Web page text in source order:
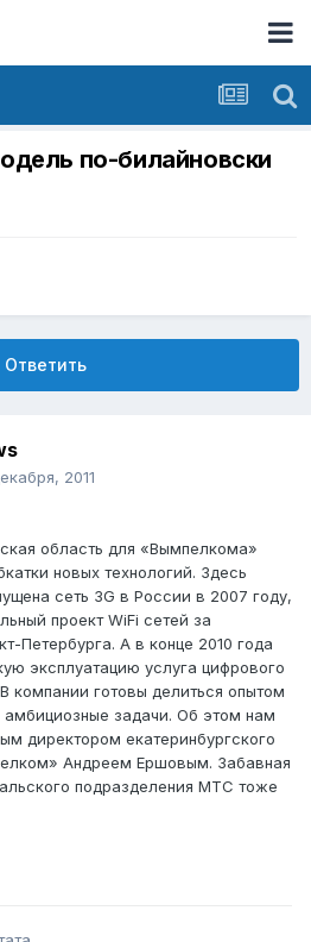
по-билайновски
Ответить
2011
область для «Вымпелкома»
новых технологий. Здесь
сеть 3G в России в 2007 году,
проект WiFi сетей за
Петербурга. А в конце 2010 года
эксплуатацию услуга цифрового
компании готовы делиться опытом
амбициозные задачи. Об этом нам
директором екатеринбургского
Андреем Ершовым. Забавная
подразделения МТС тоже